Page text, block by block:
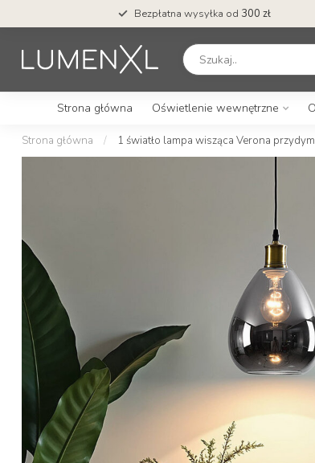
Bezpłatna wysyłka od 300 zł
Strona główna Oświetlenie wewnętrzne
Strona główna / 1 światło lampa wisząca Verona